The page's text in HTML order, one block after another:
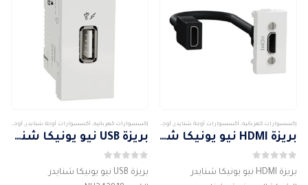
إكسسوارات كهربائيه, أكسسوارات أوجة شنايدر , أوجة وأكسسواراتها ,شنايدر
بريزة HDMI نيو يونيكا شنايدر
من 5
بريزة HDMI نيو يونيكا شنايدر
إكسسوارات كهربائيه, أكسسوارات أوجة شنايدر , أوجة وأكسسواراتها
بريزة USB نيو يونيكا شنايدر
من 5
بريزة USB نيو يونيكا شنايدر